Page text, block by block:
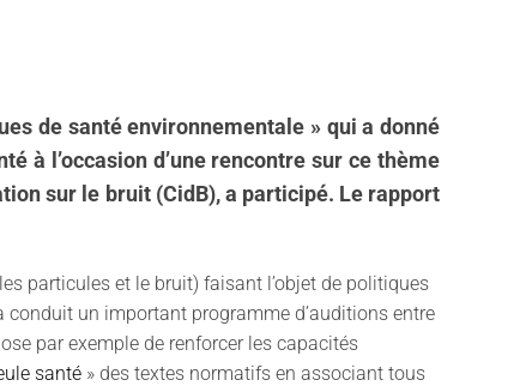
de santé environnementale » qui a donné
à l’occasion d’une rencontre sur ce thème
sur le bruit (CidB), a participé. Le rapport
particules et le bruit) faisant l’objet de politiques
conduit un important programme d’auditions entre
par exemple de renforcer les capacités
santé » des textes normatifs en associant tous